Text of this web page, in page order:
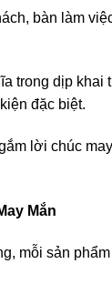
bàn làm
trong dịp khai
đặc biệt.
lời chúc
Mắn
mỗi sản